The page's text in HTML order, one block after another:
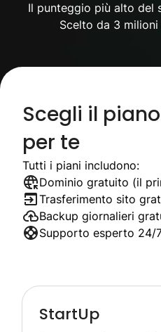
Il punteggio più alto del
Scelto da 3
Scegli il
per te
Tutti i piani includono:
Dominio gratuito (il
Trasferimento sito
Backup giornalieri
Supporto esperto 24/
StartUp